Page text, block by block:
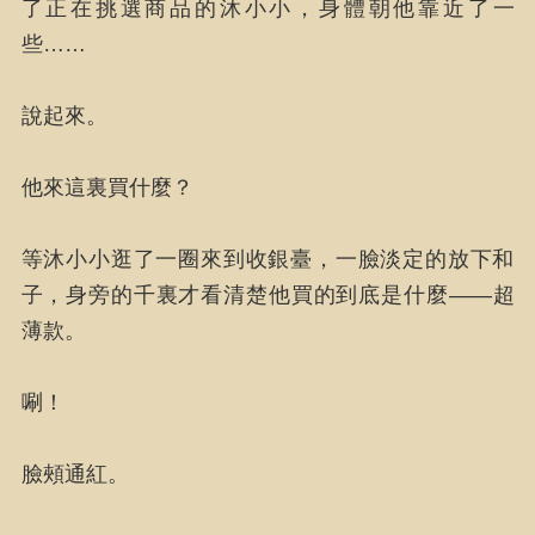
了正在挑選商品的沐小小，身體朝他靠近了一
些……
說起來。
他來這裏買什麼？
等沐小小逛了一圈來到收銀臺，一臉淡定的放下和
子，身旁的千裏才看清楚他買的到底是什麼——超
薄款。
唰！
臉頰通紅。